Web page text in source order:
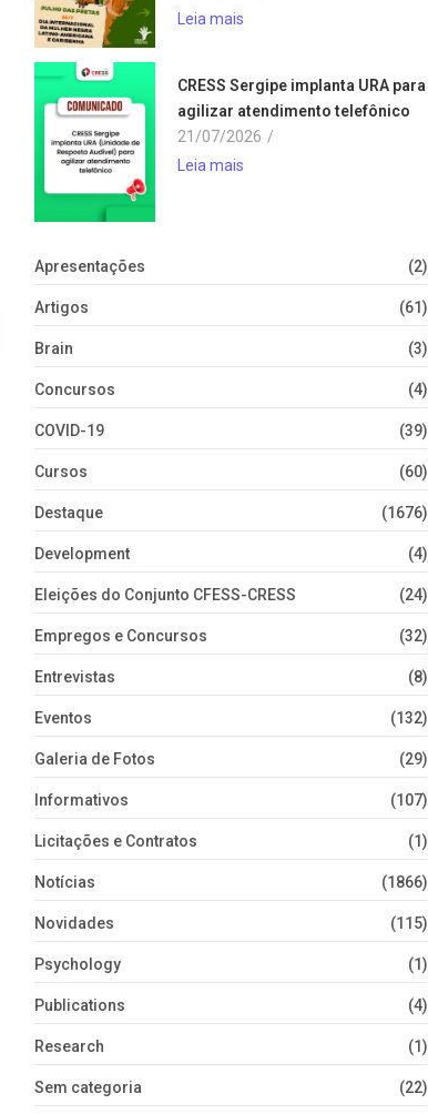
Leia mais
CRESS Sergipe implanta URA para
agilizar atendimento telefônico
21/07/2026 /
Leia mais
Apresentações (2)
Artigos (61)
Brain (3)
Concursos (4)
COVID-19 (39)
Cursos (60)
Destaque (1676)
Development (4)
Eleições do Conjunto CFESS-CRESS (24)
Empregos e Concursos (32)
Entrevistas (8)
Eventos (132)
Galeria de Fotos (29)
Informativos (107)
Licitações e Contratos (1)
Notícias (1866)
Novidades (115)
Psychology (1)
Publications (4)
Research (1)
Sem categoria (22)